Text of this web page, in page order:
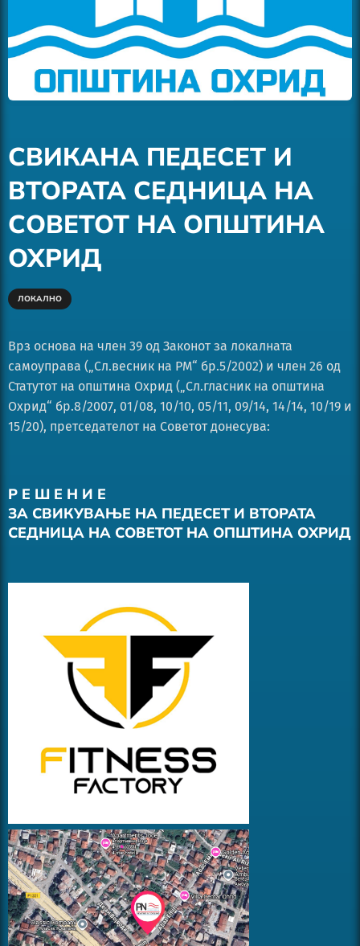
СВИКАНА ПЕДЕСЕТ И
ВТОРАТА СЕДНИЦА НА
СОВЕТОТ НА ОПШТИНА
ОХРИД
ЛОКАЛНО
Врз основа на член 39 од Законот за локалната
самоуправа („Сл.весник на РМ“ бр.5/2002) и член 26 од
Статутот на општина Охрид („Сл.гласник на општина
Охрид“ бр.8/2007, 01/08, 10/10, 05/11, 09/14, 14/14, 10/19 и
15/20), претседателот на Советот донесува:
Р Е Ш Е Н И Е
ЗА СВИКУВАЊЕ НА ПЕДЕСЕТ И ВТОРАТА
СЕДНИЦА НА СОВЕТОТ НА ОПШТИНА ОХРИД